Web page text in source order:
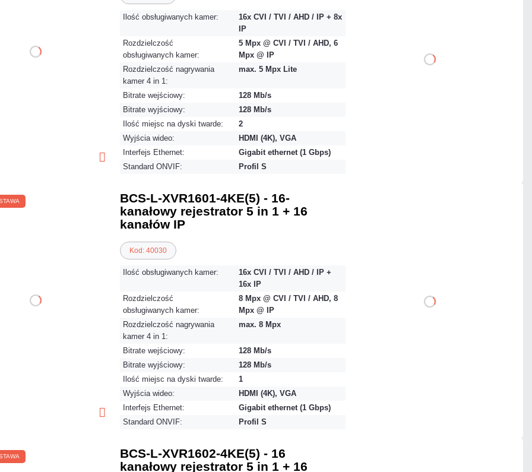
Ilość obsługiwanych kamer:
16x CVI / TVI / AHD / IP + 8x
IP
Rozdzielczość
obsługiwanych kamer:
5 Mpx @ CVI / TVI / AHD, 6
Mpx @ IP
Rozdzielczość nagrywania
kamer 4 in 1:
max. 5 Mpx Lite
Bitrate wejściowy:
128 Mb/s
Bitrate wyjściowy:
128 Mb/s
Ilość miejsc na dyski twarde:
2
Wyjścia wideo:
HDMI (4K), VGA
Interfejs Ethernet:
Gigabit ethernet (1 Gbps)
Standard ONVIF:
Profil S
DO KOSZYKA
BCS-L-XVR1601-4KE(5) - 16-
kanałowy rejestrator 5 in 1 + 16
kanałów IP
Kod: 40030
Ilość obsługiwanych kamer:
16x CVI / TVI / AHD / IP +
16x IP
Rozdzielczość
obsługiwanych kamer:
8 Mpx @ CVI / TVI / AHD, 8
Mpx @ IP
Rozdzielczość nagrywania
kamer 4 in 1:
max. 8 Mpx
Bitrate wejściowy:
128 Mb/s
Bitrate wyjściowy:
128 Mb/s
Ilość miejsc na dyski twarde:
1
Wyjścia wideo:
HDMI (4K), VGA
Interfejs Ethernet:
Gigabit ethernet (1 Gbps)
Standard ONVIF:
Profil S
DO KOSZYKA
BCS-L-XVR1602-4KE(5) - 16
kanałowy rejestrator 5 in 1 + 16